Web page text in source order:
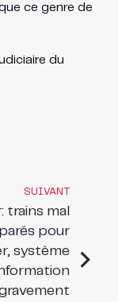
ce genre de
du
SUIVANT
trains mal
pour
système